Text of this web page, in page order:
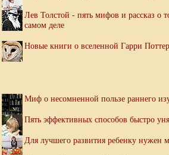
Лев Толстой - пять мифов и рассказ о
самом деле
Новые книги о вселенной Гарри
Миф о несомненной пользе раннего
Пять эффективных способов быстро
Для лучшего развития ребенку нужен